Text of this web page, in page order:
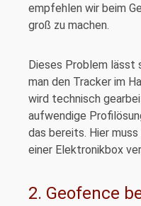
empfehlen wir beim
groß zu machen.
Dieses Problem lässt
man den Tracker im
wird technisch
aufwendige
das bereits. Hier
einer Elektronikbox
2. Geofence